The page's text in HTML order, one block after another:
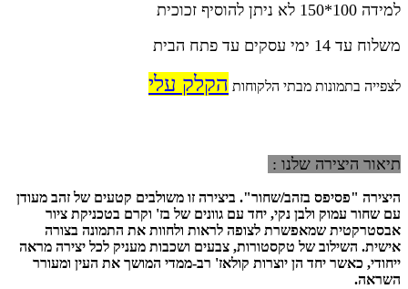
למידה 100*150 לא ניתן להוסיף זכוכית
משלוח עד 14 ימי עסקים עד פתח הבית
לצפייה בתמונות מבתי הלקוחות הקלק עלי
תיאור היצירה שלנו :
היצירה "פסיפס בזהב/שחור". ביצירה זו משולבים קטעים של זהב מעודן
עם שחור עמוק ולבן נקי, יחד עם גוונים של בז' וקרם בטכניקת ציור
אבסטרקטית שמאפשרת לצופה לראות ולחוות את התמונה בצורה
אישית. השילוב של טקסטורות, צבעים ושכבות מעניק לכל יצירה מראה
ייחודי, כאשר יחד הן יוצרות קולאז' רב-ממדי המושך את העין ומעורר
השראה.